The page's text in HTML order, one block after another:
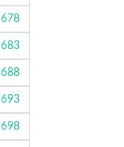
678
683
688
693
698